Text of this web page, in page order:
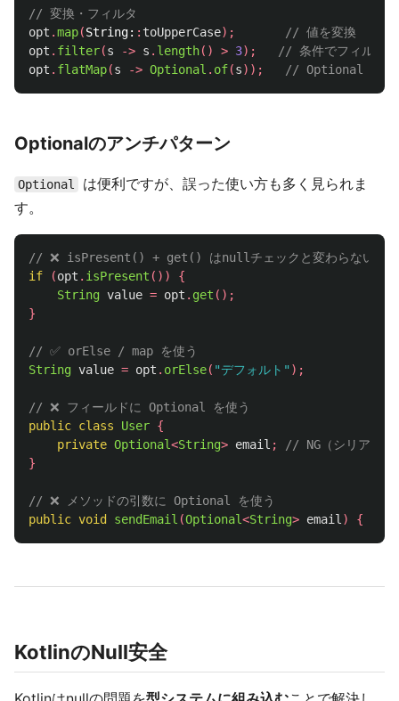
// 変換・フィルタ
opt .map(String: : toUpperCase);
// 値を変換
opt . filter(s -> s . length() > 3);
// 条件でフィルタ
opt . flatMap(s -> Optional . of(s)); // Optional を返
Optionalのアンチパターン
Optional
は便利ですが、誤った使い方も多く見られま
す。
// ❌ isPresent() + get() はnullチェックと変わらない
if
(opt . isPresent ())
{
String value = opt . get ();
}
// ✅ orElse / map を使う
String value = opt . orElse( "デフォルト" );
// ❌ フィールドに Optional を使う
public class User {
private Optional<String> email ;
// NG（シリアライ
}
// ❌ メソッドの引数に Optional を使う
public void sendEmail (Optional<String> email ) {
KotlinのNull安全